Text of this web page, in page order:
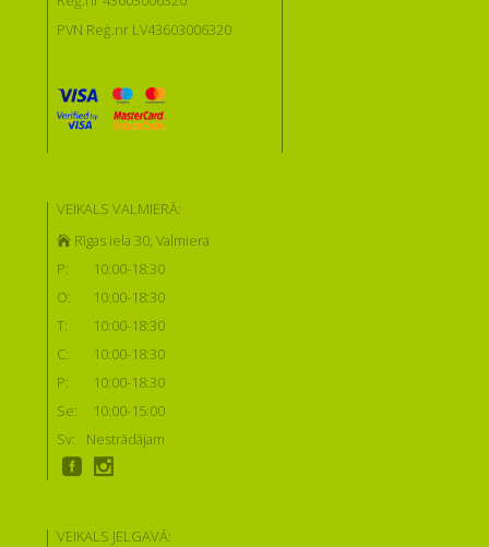
PVN Reģ.nr LV43603006320
VEIKALS VALMIERĀ:
Rīgas iela 30, Valmiera
P:
10:00-18:30
O:
10:00-18:30
T:
10:00-18:30
C:
10:00-18:30
P:
10:00-18:30
Se:
10:00-15:00
Sv:
Nestrādājam
VEIKALS JELGAVĀ: